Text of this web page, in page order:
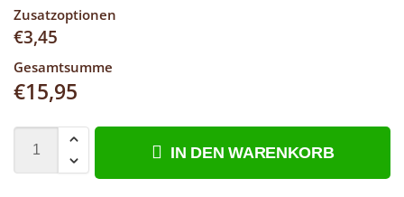
Zusatzoptionen
€3,45
Gesamtsumme
€15,95
IN DEN WARENKORB